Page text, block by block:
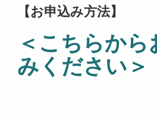
【お申込み方法】
＜こちらか
みください＞